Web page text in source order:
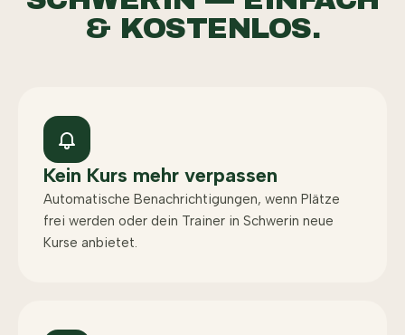
& KOSTENLOS.
Kein Kurs mehr verpassen
Automatische Benachrichtigungen, wenn Plätze
frei werden oder dein Trainer in Schwerin neue
Kurse anbietet.